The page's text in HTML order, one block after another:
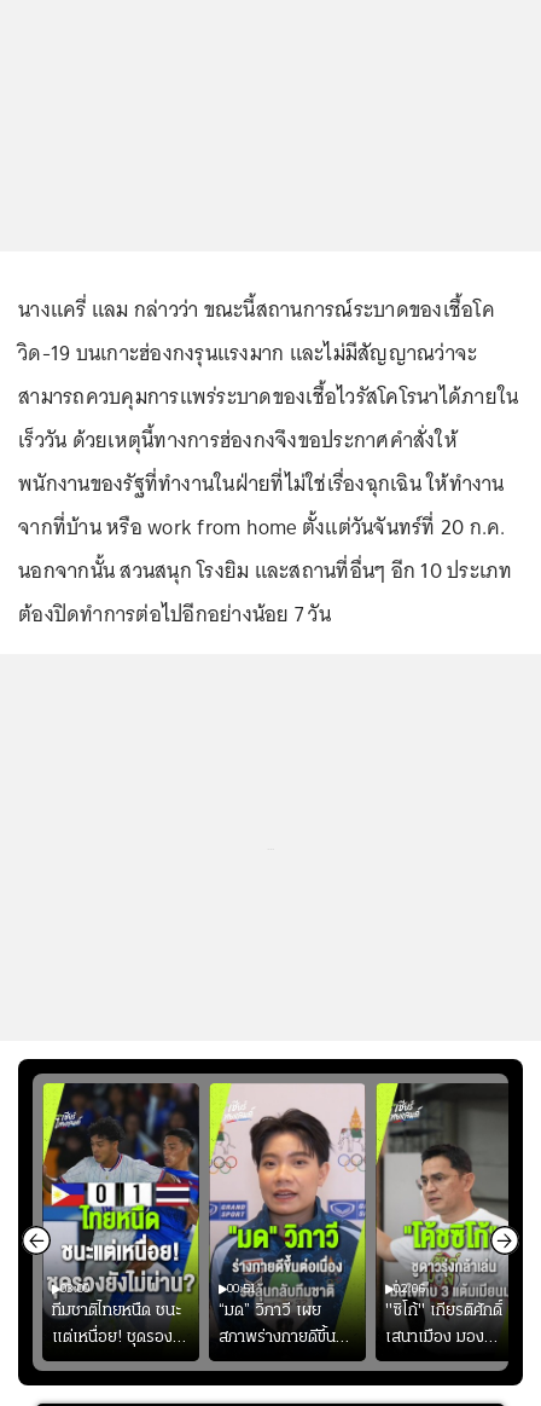
นางแครี่ แลม กล่าวว่า ขณะนี้สถานการณ์ระบาดของเชื้อโค
วิด-19 บนเกาะฮ่องกงรุนแรงมาก และไม่มีสัญญาณว่าจะ
สามารถควบคุมการแพร่ระบาดของเชื้อไวรัสโคโรนาได้ภายใน
เร็ววัน ด้วยเหตุนี้ทางการฮ่องกงจึงขอประกาศคำสั่งให้
พนักงานของรัฐที่ทำงานในฝ่ายที่ไม่ใช่เรื่องฉุกเฉิน ให้ทำงาน
จากที่บ้าน หรือ work from home ตั้งแต่วันจันทร์ที่ 20 ก.ค.
นอกจากนั้น สวนสนุก โรงยิม และสถานที่อื่นๆ อีก 10 ประเภท
ต้องปิดทำการต่อไปอีกอย่างน้อย 7 วัน
03:00
ทีมชาติไทยหนืด ชนะ
แต่เหนื่อย! ชุดรอง
ยังไม่ผ่าน?
00:51
“มด” วิภาวี เผย
สภาพร่างกายดีขึ้น
อย่างต่อเนื่อง พร้อม
พยายามลงสนามให้
02:06
"ซิโก้" เกียรติศักดิ์
เสนาเมือง มอง
ว่าการเปิดโอกาสให้
แข้งดาวรุ่งลงสนาม